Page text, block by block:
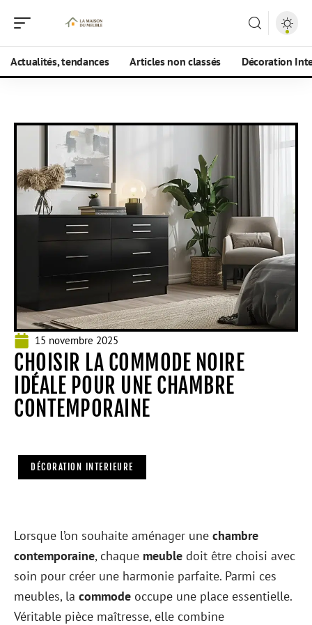
Actualités, tendances Articles non classés Décoration
15 novembre 2025
CHOISIR LA COMMODE NOIRE
IDÉALE POUR UNE CHAMBRE
CONTEMPORAINE
DÉCORATION INTERIEURE
Lorsque l’on souhaite aménager une chambre
contemporaine, chaque meuble doit être choisi avec
soin pour créer une harmonie parfaite. Parmi ces
meubles, la commode occupe une place essentielle.
Véritable pièce maîtresse, elle combine